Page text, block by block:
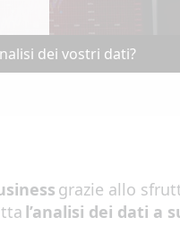
dei vostri dati?
grazie allo
l’analisi dei dati a